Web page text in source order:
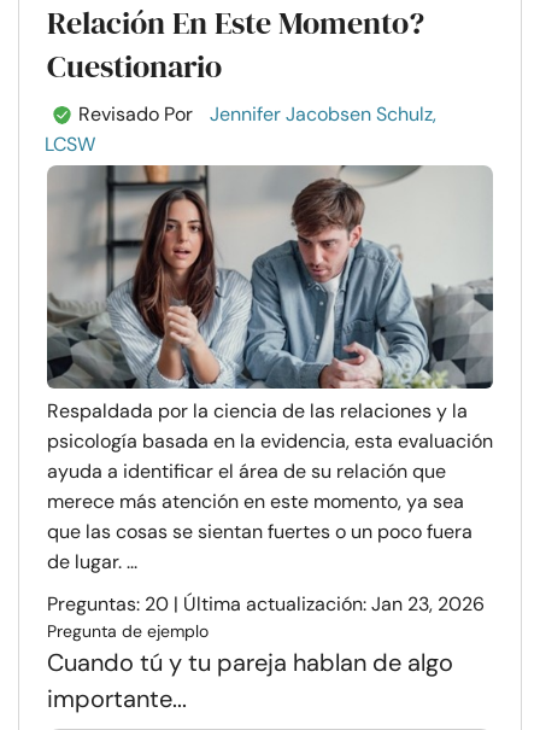
Relación En Este Momento?
Cuestionario
Revisado Por
Jennifer Jacobsen Schulz,
LCSW
Respaldada por la ciencia de las relaciones y la
psicología basada en la evidencia, esta evaluación
ayuda a identificar el área de su relación que
merece más atención en este momento, ya sea
que las cosas se sientan fuertes o un poco fuera
de lugar. ...
Preguntas: 20 | Última actualización: Jan 23, 2026
Pregunta de ejemplo
Cuando tú y tu pareja hablan de algo
importante...